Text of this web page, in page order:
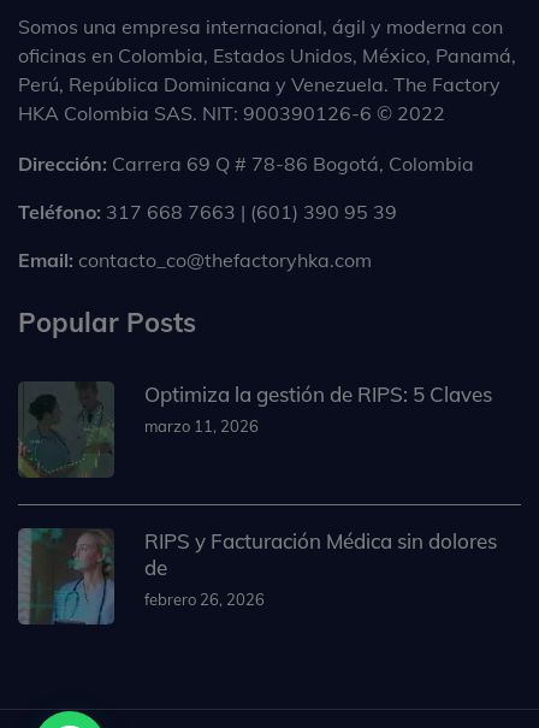
Somos una empresa internacional, ágil y moderna con
oficinas en Colombia, Estados Unidos, México, Panamá,
Perú, República Dominicana y Venezuela. The Factory
HKA Colombia SAS. NIT: 900390126-6 © 2022
Dirección: Carrera 69 Q # 78-86 Bogotá, Colombia
Teléfono: 317 668 7663 | (601) 390 95 39
Email: contacto_co@thefactoryhka.com
Popular Posts
Optimiza la gestión de RIPS: 5 Claves
marzo 11, 2026
RIPS y Facturación Médica sin dolores
de
febrero 26, 2026